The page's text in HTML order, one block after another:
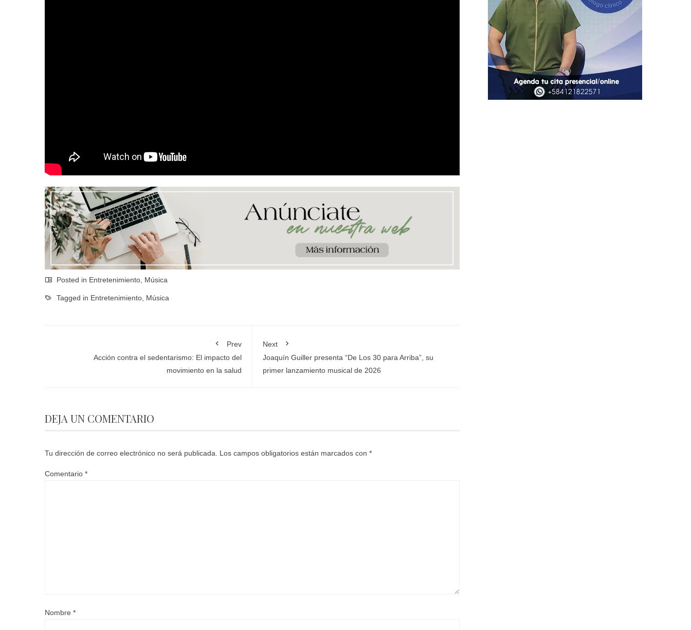
Posted in Entretenimiento Música
Tagged in Entretenimiento Música
Prev
Acción contra el sedentarismo: El impacto del
movimiento en la salud
Next
Joaquín Guiller presenta “De Los 30 para Arriba”, su
primer lanzamiento musical de 2026
DEJA UN COMENTARIO
Tu dirección de correo electrónico no será publicada. Los campos obligatorios están marcados con *
Comentario *
Nombre *